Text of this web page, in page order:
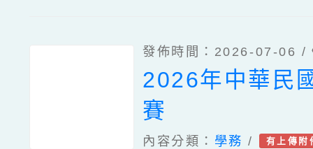
發佈時間：2026-07-06 /
2026年中華民
賽
內容分類： 學務 / 有上傳附